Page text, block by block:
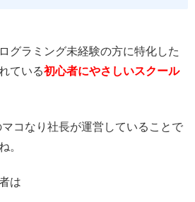
グラミング未経験の方に特化した
ている初心者にやさしいスクール
コなり社長が運営していることで
。
は